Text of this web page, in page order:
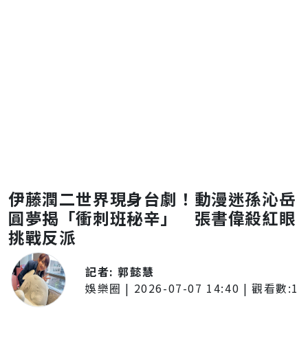
伊藤潤二世界現身台劇！動漫迷孫沁岳
圓夢揭「衝刺班秘辛」 張書偉殺紅眼
挑戰反派
記者:郭懿慧
娛樂圈 | 2026-07-07 14:40 | 觀看數:1